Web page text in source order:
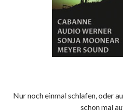
Nur noch einmal schlafen, oder
schon mal